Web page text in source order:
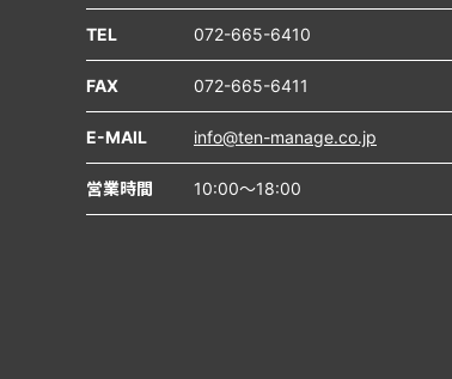
TEL 072-665-6410
FAX 072-665-6411
E-MAIL info@ten-manage.co.jp
営業時間 10:00～18:00